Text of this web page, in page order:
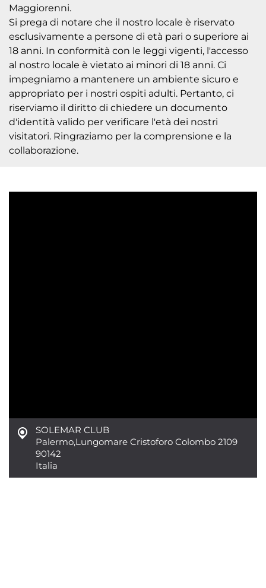
SOLEMAR CLUB
Palermo,Lungomare Cristoforo Colombo 2109
90142
Italia
Maggiorenni.
Si prega di notare che il nostro locale è riservato
esclusivamente a persone di età pari o superiore ai
18 anni. In conformità con le leggi vigenti, l'accesso
al nostro locale è vietato ai minori di 18 anni. Ci
impegniamo a mantenere un ambiente sicuro e
appropriato per i nostri ospiti adulti. Pertanto, ci
riserviamo il diritto di chiedere un documento
d'identità valido per verificare l'età dei nostri
visitatori. Ringraziamo per la comprensione e la
collaborazione.